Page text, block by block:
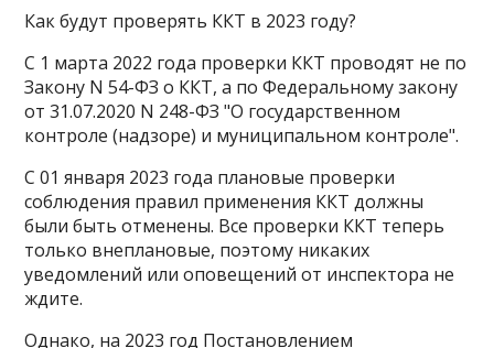
Как будут проверять ККТ в 2023 году?
С 1 марта 2022 года проверки ККТ проводят не по
Закону N 54-ФЗ о ККТ, а по Федеральному закону
от 31.07.2020 N 248-ФЗ "О государственном
контроле (надзоре) и муниципальном контроле".
С 01 января 2023 года плановые проверки
соблюдения правил применения ККТ должны
были быть отменены. Все проверки ККТ теперь
только внеплановые, поэтому никаких
уведомлений или оповещений от инспектора не
ждите.
Однако, на 2023 год Постановлением